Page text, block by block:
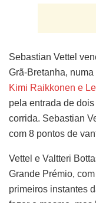
Sebastian Vettel
Grã-Bretanha,
Kimi Raikkonen e
pela entrada de
corrida. Sebastian
com 8 pontos de
Vettel e Valtteri
Grande Prémio,
primeiros instantes